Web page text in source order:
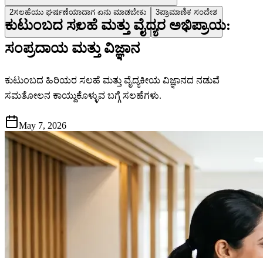
2ಸಲಹೆಯು ಘರ್ಷಣೆಯಾದಾಗ ಏನು ಮಾಡಬೇಕು 3ಪ್ರಾಮಾಣಿಕ ಸಂದೇಶ
ಕುಟುಂಬದ ಸಲಹೆ ಮತ್ತು ವೈದ್ಯರ ಅಭಿಪ್ರಾಯ:
ಸಂಪ್ರದಾಯ ಮತ್ತು ವಿಜ್ಞಾನ
ಕುಟುಂಬದ ಹಿರಿಯರ ಸಲಹೆ ಮತ್ತು ವೈದ್ಯಕೀಯ ವಿಜ್ಞಾನದ ನಡುವೆ
ಸಮತೋಲನ ಕಾಯ್ದುಕೊಳ್ಳುವ ಬಗ್ಗೆ ಸಲಹೆಗಳು.
May 7, 2026